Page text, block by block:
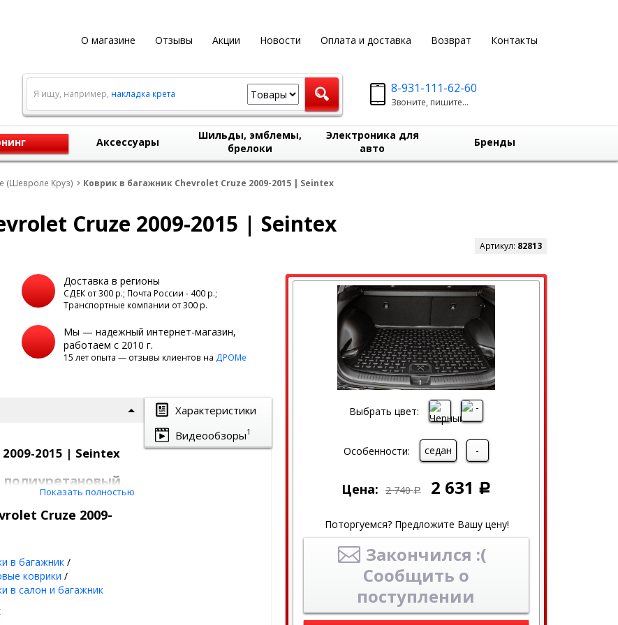
О магазине Отзывы Акции Новости Оплата и доставка Возврат Контакты
8-931-111-62-60
Звоните, пишите...
Я ищу, например, накладка крета
Аксессуары
Шильды, эмблемы,
брелоки
Электроника для
авто
Бренды
(Шевроле Круз) Коврик в багажник Chevrolet Cruze 2009-2015 | Seintex
Cruze 2009-2015 | Seintex
Артикул: 82813
Выбрать цвет:
Особенности: седан -
Цена: 2 740 Р 2 631 Р
Поторгуемся? Предложите Вашу цену!
Закончился :(
Сообщить о
поступлении
Доставка в регионы
СДЕК от 300 р.; Почта России - 400 р.;
Транспортные компании от 300 р.
Мы — надежный интернет-магазин,
работаем с 2010 г.
15 лет опыта — отзывы клиентов на ДРОМе
Характеристики
Видеообзоры1
2015 | Seintex
геометрию
- лето, осень, зима,
морозе, не пахнет -
Показать полностью
Cruze 2009-
в багажник /
коврики /
в салон и багажник